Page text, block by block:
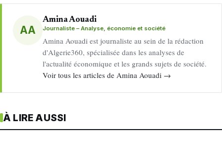
AA
Amina Aouadi
Journaliste – Analyse, économie et société
Amina Aouadi est journaliste au sein de la rédaction
d'Algerie360, spécialisée dans les analyses de
l'actualité économique et les grands sujets de société.
Voir tous les articles de Amina Aouadi →
À LIRE AUSSI